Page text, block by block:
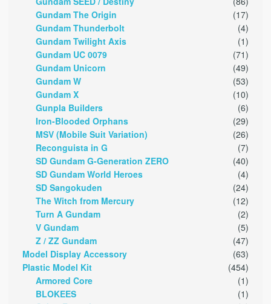
Gundam The Origin
(17)
Gundam Thunderbolt
(4)
Gundam Twilight Axis
(1)
Gundam UC 0079
(71)
Gundam Unicorn
(49)
Gundam W
(53)
Gundam X
(10)
Gunpla Builders
(6)
Iron-Blooded Orphans
(29)
MSV (Mobile Suit Variation)
(26)
Reconguista in G
(7)
SD Gundam G-Generation ZERO
(40)
SD Gundam World Heroes
(4)
SD Sangokuden
(24)
The Witch from Mercury
(12)
Turn A Gundam
(2)
V Gundam
(5)
Z / ZZ Gundam
(47)
Model Display Accessory
(63)
Plastic Model Kit
(454)
Armored Core
(1)
BLOKEES
(1)